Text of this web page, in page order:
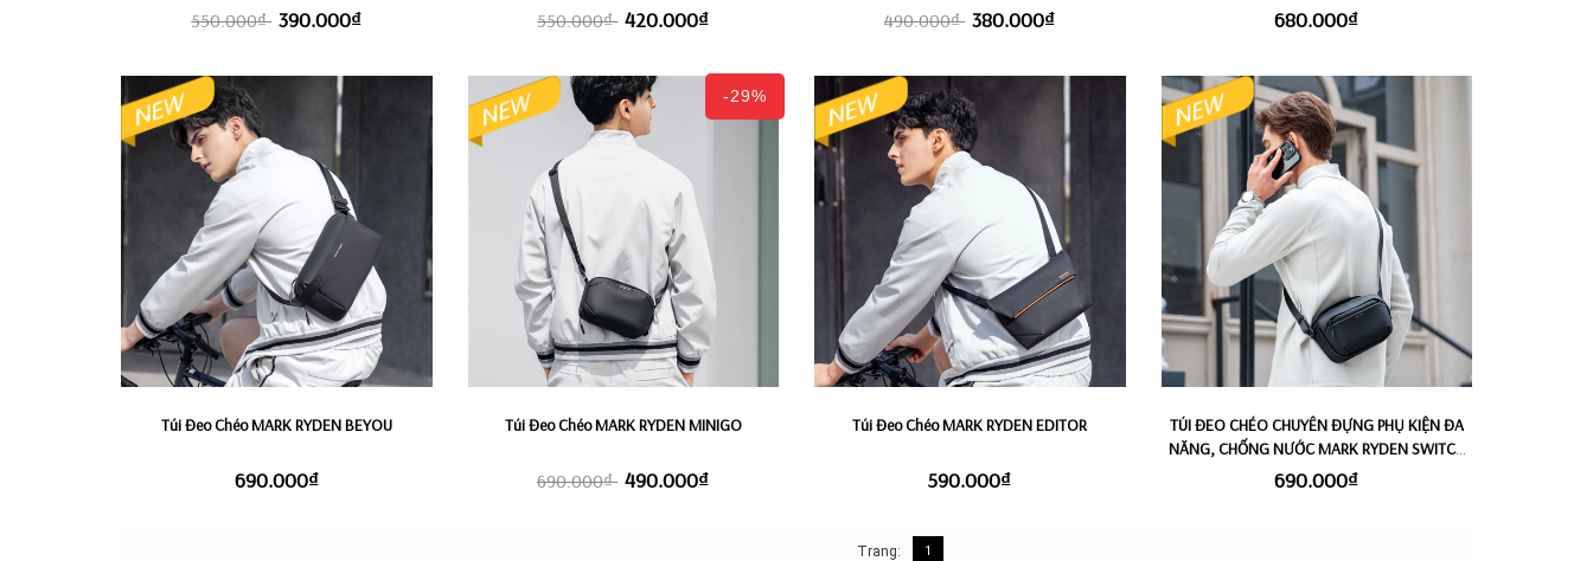
550.000₫ 390.000₫ 550.000₫ 420.000₫ 490.000₫ 380.000₫ 680.000₫
Túi Đeo Chéo MARK RYDEN BEYOU
690.000₫
-29%
Túi Đeo Chéo MARK RYDEN MINIGO
690.000₫ 490.000₫
Túi Đeo Chéo MARK RYDEN EDITOR
590.000₫
TÚI ĐEO CHÉO CHUYÊN ĐỰNG PHỤ KIỆN ĐA
NĂNG, CHỐNG NƯỚC MARK RYDEN SWITCH
STORAGE
690.000₫
Trang: 1